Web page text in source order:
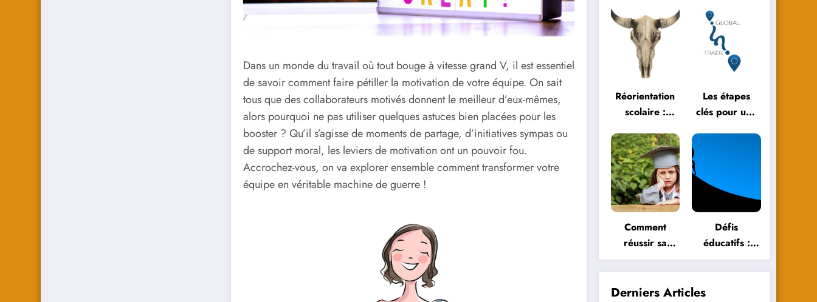
Dans un monde du travail où tout bouge à vitesse grand V, il est essentiel
de savoir comment faire pétiller la motivation de votre équipe. On sait
tous que des collaborateurs motivés donnent le meilleur d’eux-mêmes,
alors pourquoi ne pas utiliser quelques astuces bien placées pour les
booster ? Qu’il s’agisse de moments de partage, d’initiatives sympas ou
de support moral, les leviers de motivation ont un pouvoir fou.
Accrochez-vous, on va explorer ensemble comment transformer votre
équipe en véritable machine de guerre !
d’année réussi
moderne
Réorientation
scolaire :
et parcours
inspirants
Les étapes
clés pour une
Comment
réussir sa
réorientation
scolaire :
conseils et
Défis
éducatifs :
Comment les
élèves
peuvent-ils y
Derniers Articles